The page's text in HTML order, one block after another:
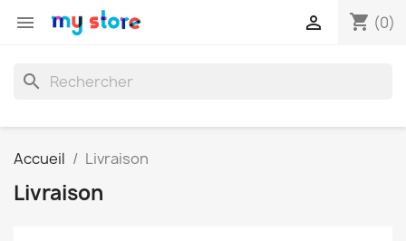
 shopping_cart (0)

search
Accueil Livraison
Livraison